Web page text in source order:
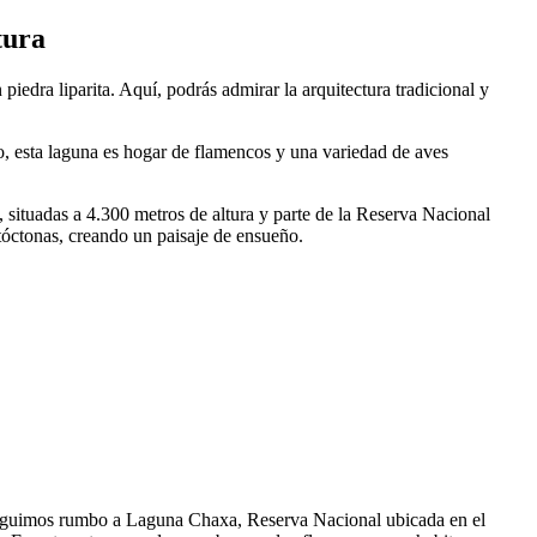
liparita. Aquí, podrás admirar la arquitectura tradicional y
laguna es hogar de flamencos y una variedad de aves
, situadas a 4.300 metros de altura y parte de la Reserva Nacional
creando un paisaje de ensueño.
rumbo a Laguna Chaxa, Reserva Nacional ubicada en el